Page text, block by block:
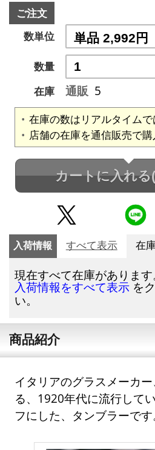
ご注文
数単位
数量
在庫
通販 5
在庫の数はリアルタイムで
店舗の在庫を通信販売で購
カートに入れる
入荷情報 すべて表示 在
現在すべて在庫があります
入荷情報をすべて表示 を
い。
商品紹介
イタリアのグラスメーカ
る、1920年代に流行して
フにした、タンブラーです